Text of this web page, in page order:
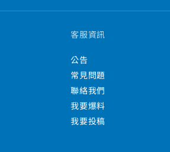
客服資訊
公告
常見問題
聯絡我們
我要爆料
我要投稿